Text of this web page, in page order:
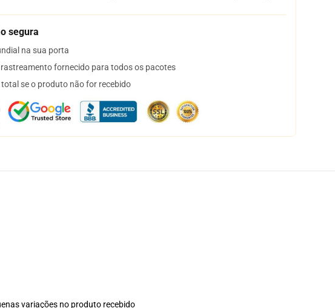
segura
na sua porta
rastreamento fornecido para todos os pacotes
total se o produto não for recebido
variações no produto recebido